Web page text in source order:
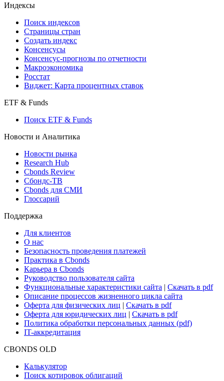
Индексы
Поиск индексов
Страницы стран
Создать индекс
Консенсусы
Консенсус-прогнозы по отчетности
Макроэкономика
Росстат
Виджет: Карта процентных ставок
ETF & Funds
Поиск ETF & Funds
Новости и Аналитика
Новости рынка
Research Hub
Cbonds Review
Сбондс-ТВ
Cbonds для СМИ
Глоссарий
Поддержка
Для клиентов
О нас
Безопасность проведения платежей
Практика в Cbonds
Карьера в Cbonds
Руководство пользователя сайта
Функциональные характеристики сайта | Скачать в pdf
Описание процессов жизненного цикла сайта
Оферта для физических лиц | Скачать в pdf
Оферта для юридических лиц | Скачать в pdf
Политика обработки персональных данных (pdf)
IT-аккредитация
CBONDS OLD
Калькулятор
Поиск котировок облигаций